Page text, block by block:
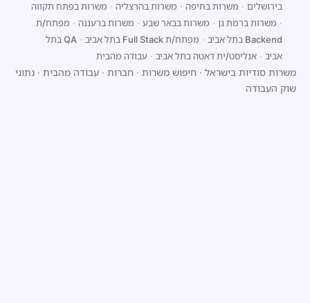
בירושלים · משרות בחיפה · משרות בהרצליה · משרות בפתח תקווה
· משרות ברמת גן · משרות בבאר שבע · משרות ברעננה · מפתח/ת
Backend בתל אביב
· מפתח/ת Full Stack בתל אביב ·
QA בתל
אביב · אנליסט/ית דאטה בתל אביב · עבודה מהבית
משרות סודיות בישראל · חיפוש משרות · חברות · עבודה מהבית · נתוני
שוק העבודה